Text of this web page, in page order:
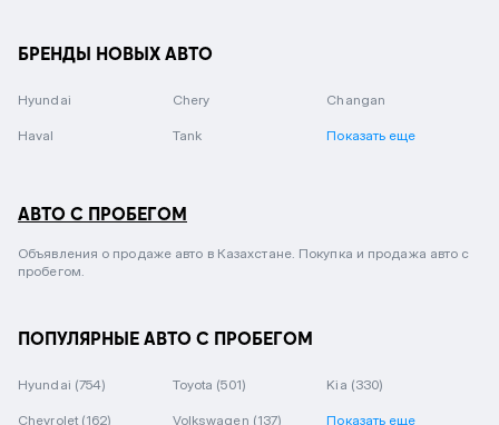
БРЕНДЫ НОВЫХ АВТО
Hyundai Chery Changan
Haval Tank Показать еще
АВТО С ПРОБЕГОМ
Объявления о продаже авто в Казахстане. Покупка и продажа авто с
пробегом.
ПОПУЛЯРНЫЕ АВТО С ПРОБЕГОМ
Hyundai (754) Toyota (501) Kia (330)
Chevrolet (162) Volkswagen (137) Показать еще